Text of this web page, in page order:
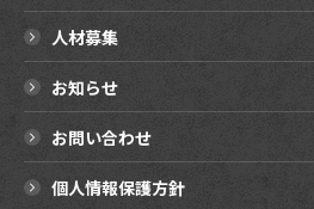
人材募集
お知らせ
お問い合わせ
個人情報保護方針